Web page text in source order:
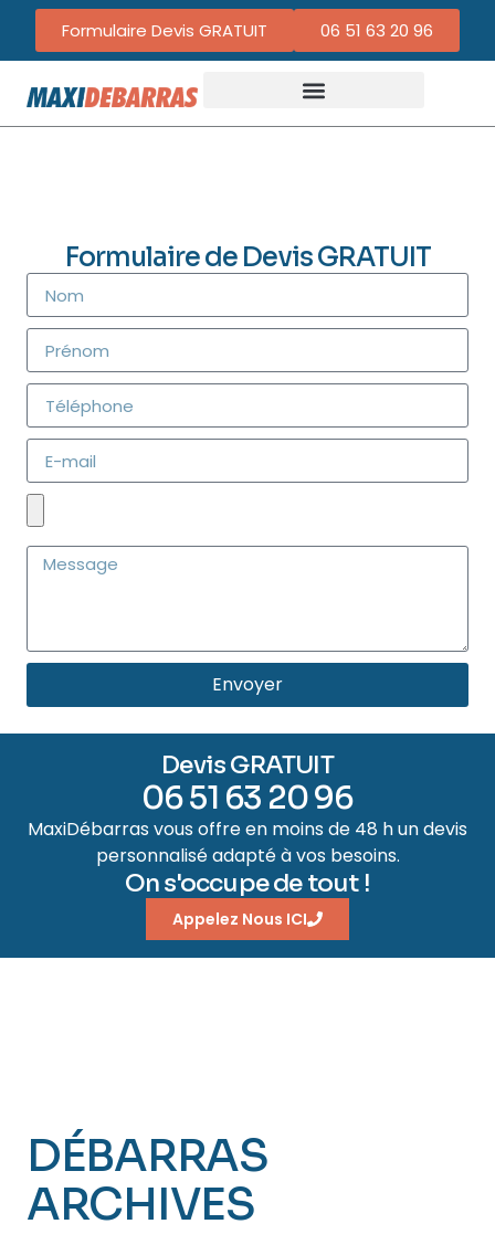
Formulaire Devis GRATUIT 06 51 63 20 96
Formulaire de Devis GRATUIT
Envoyer
Devis GRATUIT
06 51 63 20 96
MaxiDébarras vous offre en moins de 48 h un devis
personnalisé adapté à vos besoins.
On s'occupe de tout !
Appelez Nous ICI
DÉBARRAS
ARCHIVES